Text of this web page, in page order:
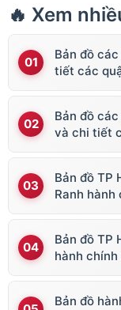
🔥 Xem
Bản đồ
tiết các
Bản đồ
và chi tiết
Bản đồ TP
Ranh hành
Bản đồ TP
hành
Bản đồ